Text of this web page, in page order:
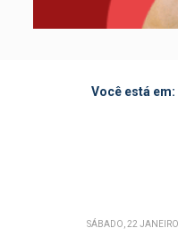
Você está em:
SÁBADO, 22